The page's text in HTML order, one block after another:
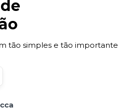
tão simples e tão importante